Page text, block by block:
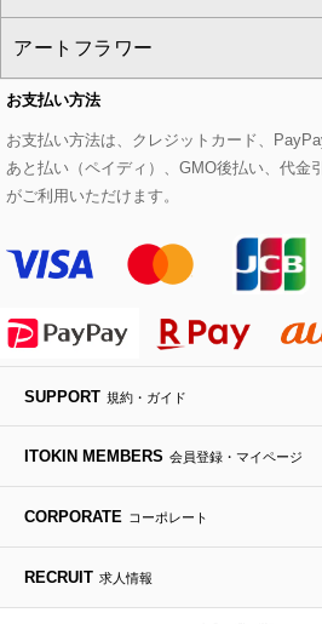
eur3
Maison de CINQ
MK MICHEL KLEIN BAG
HIROKO KOSHINO
スウェット・ジャージー
その他のトップス
セットアップパンツ
セットアップスカート
セットアップワンピース
チェスターコート
モッズコート
ステンカラーコート
ライダースジャケット
デニムジャケット
ダウンジャケット・コート
ベルト・サスペンダー
帽子
ヘアアクセサリー
ハンカチ・バンダナ
手袋
チャーム・ストラップ
ピアス・イヤリング
ブレスレット・バングル
ブローチ・コサージュ
トートバッグ
ショルダーバッグ
ボストンバッグ
バックパック・リュック
ボディバッグ・メッセンジャー
トラベルバッグ
すべてのシューズ
パンプス
スニーカー
フラットシューズ
ローファー
ドレスシューズ
アートフラワー
すべてのアートフラワー
ローズ
カサブランカ・カラー
ラナンキュラス
ポプリアレンジ＆フレグランス
お支払い方法
お支払い方法は、クレジットカード、
あと払い（ペイディ）、GMO後払い、代金
がご利用いただけます。
SUPPORT 規約・ガイド
ITOKIN MEMBERS 会員登録・マイページ
CORPORATE コーポレート
RECRUIT 求人情報